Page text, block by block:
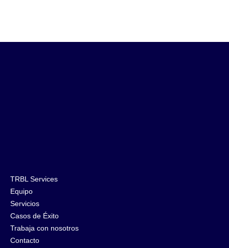
TRBL Services
Equipo
Servicios
Casos de Éxito
Trabaja con nosotros
Contacto